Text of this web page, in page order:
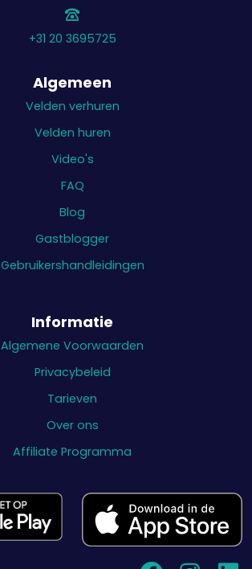
+31 20 3695725
Algemeen
Velden verhuren
Velden huren
Video's
FAQ
Blog
Gastblogger
Gebruikershandleidingen
Informatie
Algemene Voorwaarden
Privacybeleid
Tarieven
Over ons
Affiliate Programma